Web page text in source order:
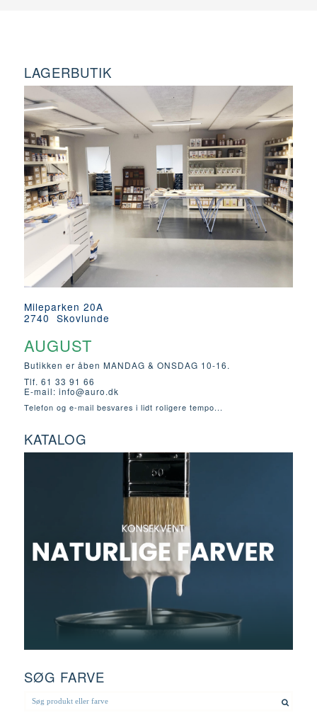
LAGERBUTIK
Mileparken 20A
2740 Skovlunde
AUGUST
Butikken er åben MANDAG & ONSDAG 10-16.
Tlf. 61 33 91 66
E-mail: info@auro.dk
Telefon og e-mail besvares i lidt roligere tempo...
KATALOG
SØG FARVE